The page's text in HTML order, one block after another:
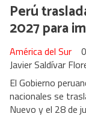
Perú
2027 para
Javier Saldívar
América del Sur
El Gobierno
nacionales se
Nuevo y el 28 de